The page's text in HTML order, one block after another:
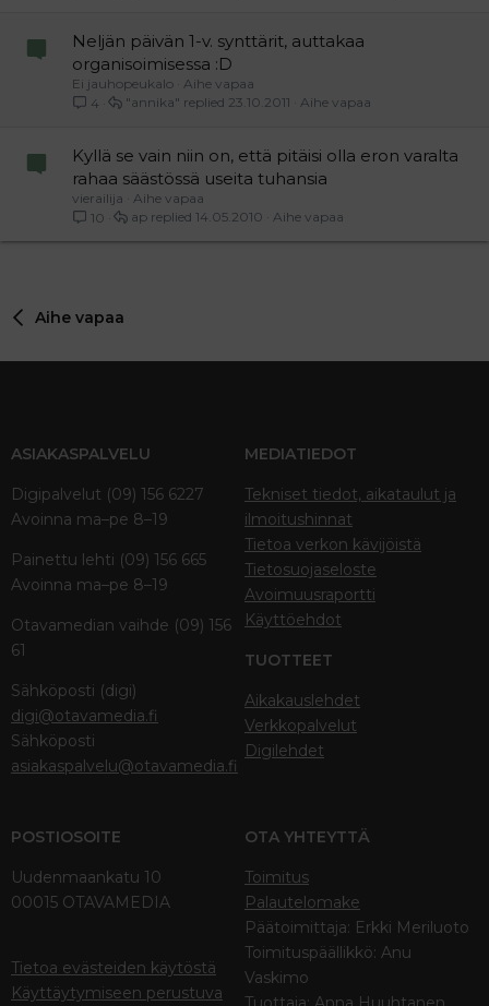
Neljän päivän 1-v. synttärit, auttakaa
organisoimisessa :D
Ei jauhopeukalo Aihe vapaa
4
Aihe vapaa
23.10.2011
"annika"
Kyllä se vain niin on, että pitäisi olla eron varalta
rahaa säästössä useita tuhansia
vierailija
Aihe vapaa
10
Aihe vapaa
14.05.2010
ap
Aihe vapaa
ASIAKASPALVELU
Digipalvelut (09) 156 6227
Avoinna ma–pe 8–19
Painettu lehti (09) 156 665
Avoinna ma–pe 8–19
Otavamedian vaihde (09) 156
61
Sähköposti (digi)
digi@otavamedia.fi
Sähköposti
asiakaspalvelu@otavamedia.fi
MEDIATIEDOT
Tekniset tiedot, aikataulut ja
ilmoitushinnat
Tietoa verkon kävijöistä
Tietosuojaseloste
Avoimuusraportti
Käyttöehdot
TUOTTEET
Aikakauslehdet
Verkkopalvelut
Digilehdet
POSTIOSOITE
Uudenmaankatu 10
00015 OTAVAMEDIA
Tietoa evästeiden käytöstä
Käyttäytymiseen perustuva
OTA YHTEYTTÄ
Toimitus
Palautelomake
Päätoimittaja: Erkki Meriluoto
Toimituspäällikkö: Anu
Vaskimo